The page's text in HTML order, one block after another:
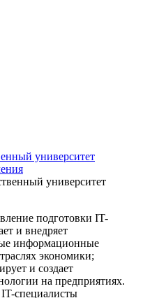
университет
подготовки IT-
и внедряет
информационные
экономики;
и создает
на предприятиях.
специалисты